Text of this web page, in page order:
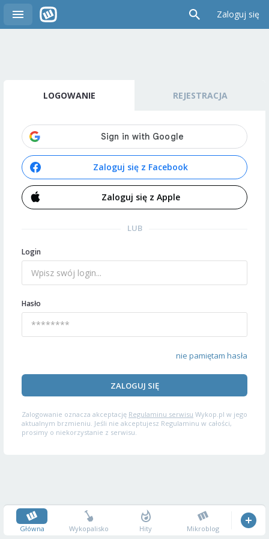
Zaloguj się
LOGOWANIE REJESTRACJA
Zaloguj się z Facebook
Zaloguj się z Apple
LUB
Login
Hasło
nie pamiętam hasła
ZALOGUJ SIĘ
Zalogowanie oznacza akceptację Regulaminu serwisu Wykop.pl w jego
aktualnym brzmieniu. Jeśli nie akceptujesz Regulaminu w całości,
prosimy o niekorzystanie z serwisu.
Główna Wykopalisko Hity Mikroblog